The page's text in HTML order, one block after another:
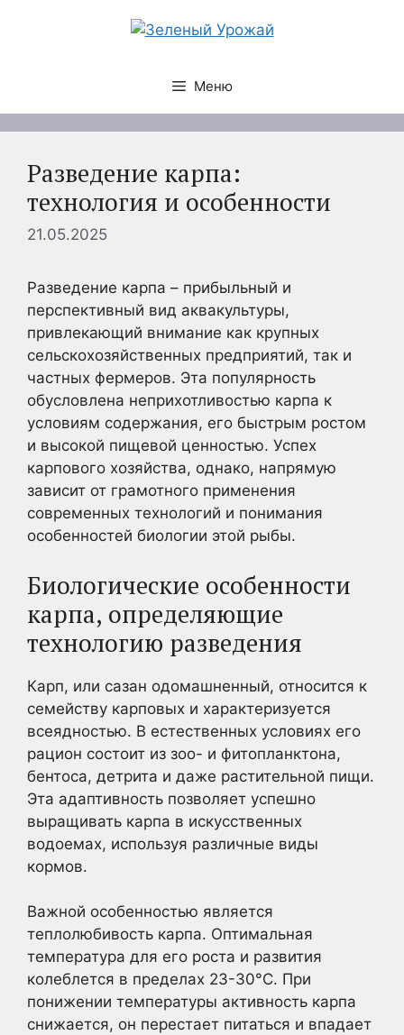
Меню
Разведение карпа:
технология и особенности
21.05.2025
Разведение карпа – прибыльный и
перспективный вид аквакультуры,
привлекающий внимание как крупных
сельскохозяйственных предприятий, так и
частных фермеров. Эта популярность
обусловлена неприхотливостью карпа к
условиям содержания, его быстрым ростом
и высокой пищевой ценностью. Успех
карпового хозяйства, однако, напрямую
зависит от грамотного применения
современных технологий и понимания
особенностей биологии этой рыбы.
Биологические особенности
карпа, определяющие
технологию разведения
Карп, или сазан одомашненный, относится к
семейству карповых и характеризуется
всеядностью. В естественных условиях его
рацион состоит из зоо- и фитопланктона,
бентоса, детрита и даже растительной пищи.
Эта адаптивность позволяет успешно
выращивать карпа в искусственных
водоемах, используя различные виды
кормов.
Важной особенностью является
теплолюбивость карпа. Оптимальная
температура для его роста и развития
колеблется в пределах 23-30°C. При
понижении температуры активность карпа
снижается, он перестает питаться и впадает